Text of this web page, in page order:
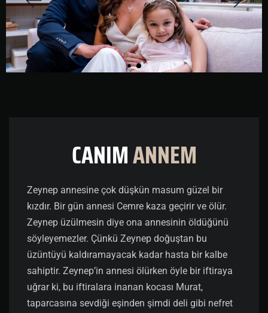
CANIMANNEM
Zeynep annesine çok düşkün masum güzel bir
kızdır. Bir gün annesi Cemre kaza geçirir ve ölür.
Zeynep üzülmesin diye ona annesinin öldüğünü
söyleyemezler. Çünkü Zeynep doğuştan bu
üzüntüyü kaldıramayacak kadar hasta bir kalbe
sahiptir. Zeynep’in annesi ölürken öyle bir iftiraya
uğrar ki, bu iftiralara inanan kocası Murat,
taparcasına sevdiği eşinden şimdi deli gibi nefret